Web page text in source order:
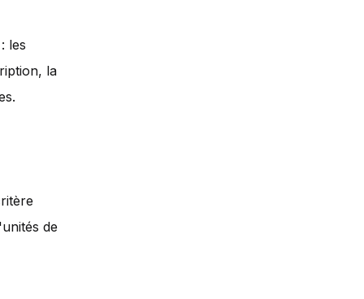
les
la
de